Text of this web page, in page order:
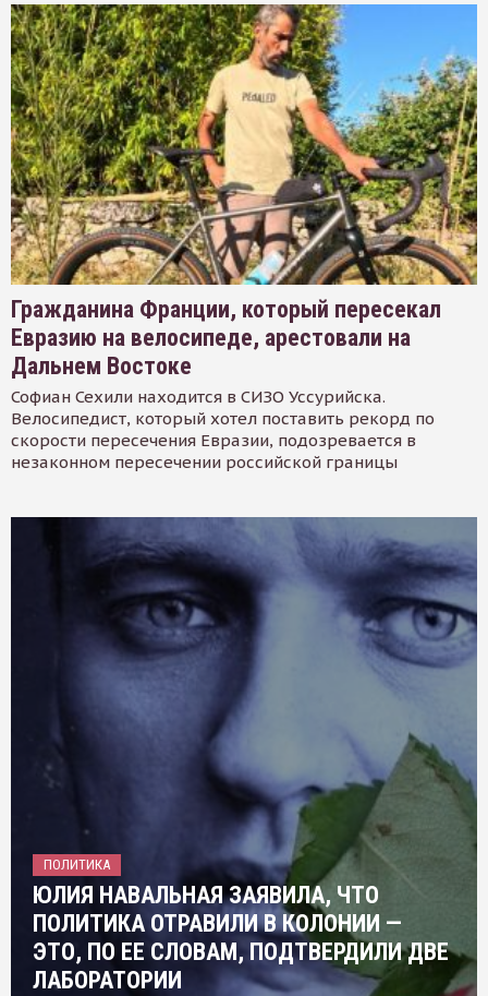
Гражданина Франции, который пересекал
Евразию на велосипеде, арестовали на
Дальнем Востоке
Софиан Сехили находится в СИЗО Уссурийска.
Велосипедист, который хотел поставить рекорд по
скорости пересечения Евразии, подозревается в
незаконном пересечении российской границы
ПОЛИТИКА
ЮЛИЯ НАВАЛЬНАЯ ЗАЯВИЛА, ЧТО
ПОЛИТИКА ОТРАВИЛИ В КОЛОНИИ —
ЭТО, ПО ЕЕ СЛОВАМ, ПОДТВЕРДИЛИ ДВЕ
ЛАБОРАТОРИИ